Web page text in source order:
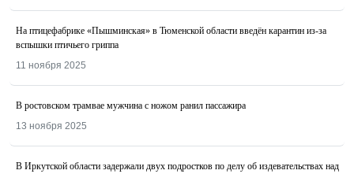
На птицефабрике «Пышминская» в Тюменской области введён карантин из-за
вспышки птичьего гриппа
11 ноября 2025
В ростовском трамвае мужчина с ножом ранил пассажира
13 ноября 2025
В Иркутской области задержали двух подростков по делу об издевательствах над